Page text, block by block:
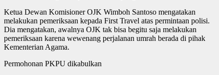
Ketua Dewan Komisioner OJK Wimboh Santoso mengatakan
melakukan pemeriksaan kepada First Travel atas permintaan polisi.
Dia mengatakan, awalnya OJK tak bisa begitu saja melakukan
pemeriksaan karena wewenang perjalanan umrah berada di pihak
Kementerian Agama.
Permohonan PKPU dikabulkan